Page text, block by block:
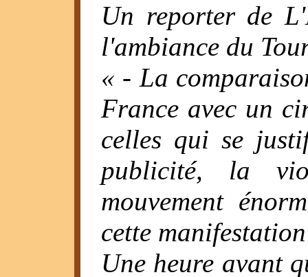
Un reporter de
l'ambiance du
« - La
France avec un
celles qui se
publicité, la
mouvement
cette
Une heure avant